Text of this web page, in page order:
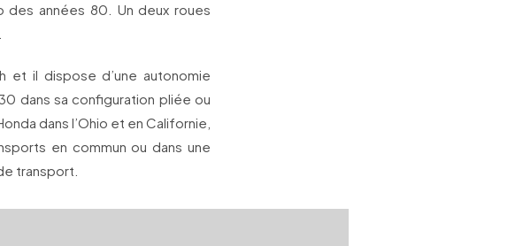
années 80. Un deux roues
et il dispose d’une autonomie
dans sa configuration pliée ou
dans l’Ohio et en Californie,
en commun ou dans une
transport.